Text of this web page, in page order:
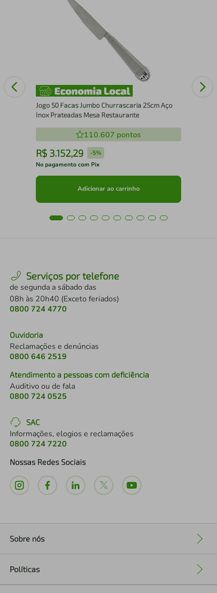
Jogo 50 Facas Jumbo Churrascaria 25cm Aço
Inox Prateadas Mesa Restaurante
110.607 pontos
R$ 3.152,29 -5%
No pagamento com Pix
Adicionar ao carrinho
Serviços por telefone
de segunda a sábado das
08h às 20h40 (Exceto feriados)
0800 724 4770
Ouvidoria
Reclamações e denúncias
0800 646 2519
Atendimento a pessoas com deficiência
Auditivo ou de fala
0800 724 0525
SAC
Informações, elogios e reclamações
0800 724 7220
Nossas Redes Sociais
Sobre nós
Políticas